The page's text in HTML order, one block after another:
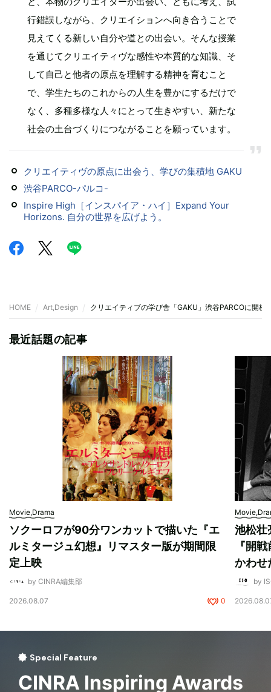
行錯誤しながら、クリエイションへ向き合うことで
見えてくる新しい自分や道との出会い。そんな授業
を通じてクリエイティヴな感性や本質的な知識、そ
して自己と他者の原点を理解する精神を育むこと
で、学生たちのこれからの人生を豊かにするだけで
なく、多種多様な人々にとって生きやすい、新たな
社会の土台づくりにつながることを願っています。
クリエイティヴの原点に出会う、学びの集積地 GAKU
渋谷PARCO-パルコ-
Inspire High［インスパイア・ハイ］Expand Your
Horizons. 自分の世界を広げよう。
HOME Art,Design クリエイティブの学び舎「GAKU」渋谷PARCOに開校
最近話題の記事
Movie,Drama
ソクーロフが90分ワンカットで描いた『エ
ルミタージュ幻想』リマスター版が期間限
定上映
by CINRA編集部
2026.08.07 0
池松壮
『開
かわせ
by
Special Feature
CINRA Inspiring Awards